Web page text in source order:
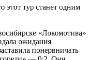
этот тур станет одним
«Локомотива»
ожидания
понервничать